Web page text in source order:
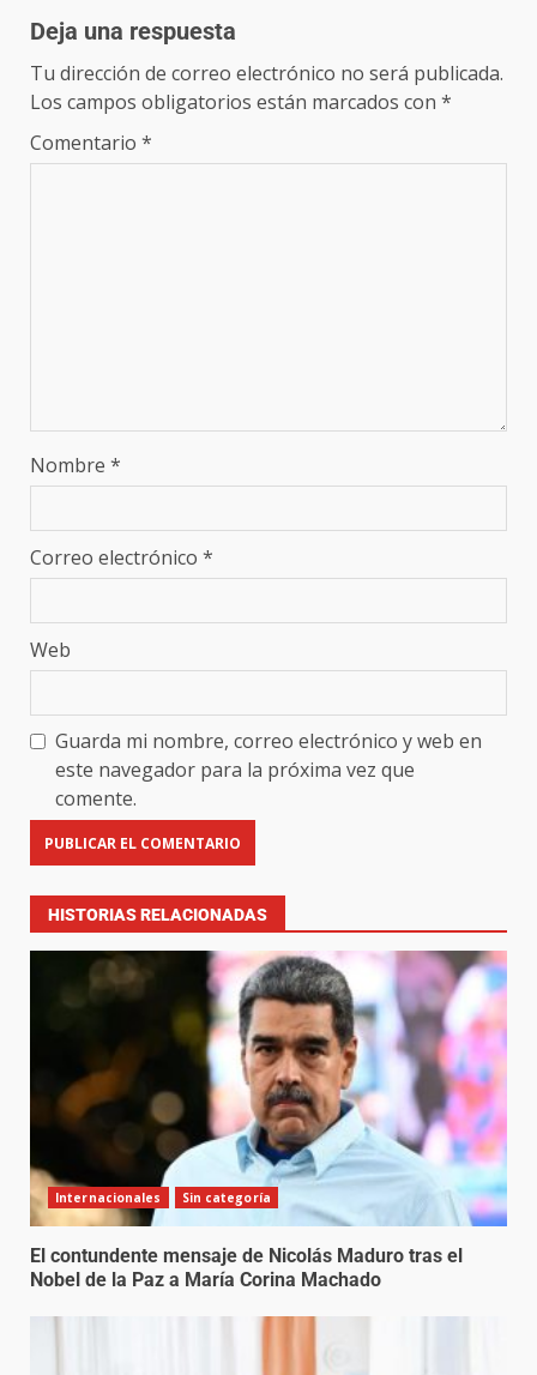
Deja una respuesta
Tu dirección de correo electrónico no será publicada.
Los campos obligatorios están marcados con *
Comentario *
Nombre *
Correo electrónico *
Web
Guarda mi nombre, correo electrónico y web en
este navegador para la próxima vez que
comente.
HISTORIAS RELACIONADAS
Internacionales Sin categoría
El contundente mensaje de Nicolás Maduro tras el
Nobel de la Paz a María Corina Machado